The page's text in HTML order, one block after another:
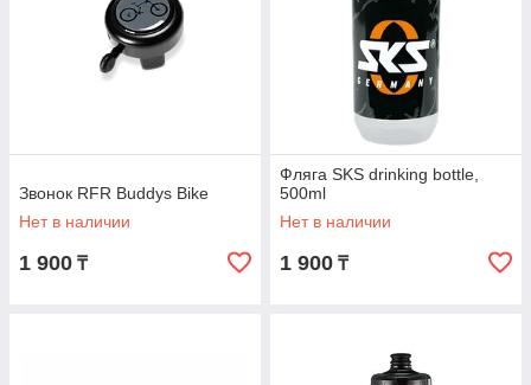
Звонок RFR Buddys Bike
Нет в наличии
1 900 ₸
Фляга SKS drinking bottle,
500ml
Нет в наличии
1 900 ₸